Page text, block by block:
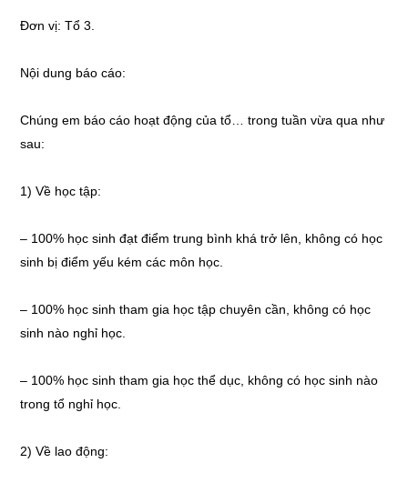
Đơn vị: Tổ 3.
Nội dung báo cáo:
Chúng em báo cáo hoạt động của tổ… trong tuần vừa qua như
sau:
1) Về học tập:
– 100% học sinh đạt điểm trung bình khá trở lên, không có học
sinh bị điểm yếu kém các môn học.
– 100% học sinh tham gia học tập chuyên cần, không có học
sinh nào nghỉ học.
– 100% học sinh tham gia học thể dục, không có học sinh nào
trong tổ nghỉ học.
2) Về lao động: